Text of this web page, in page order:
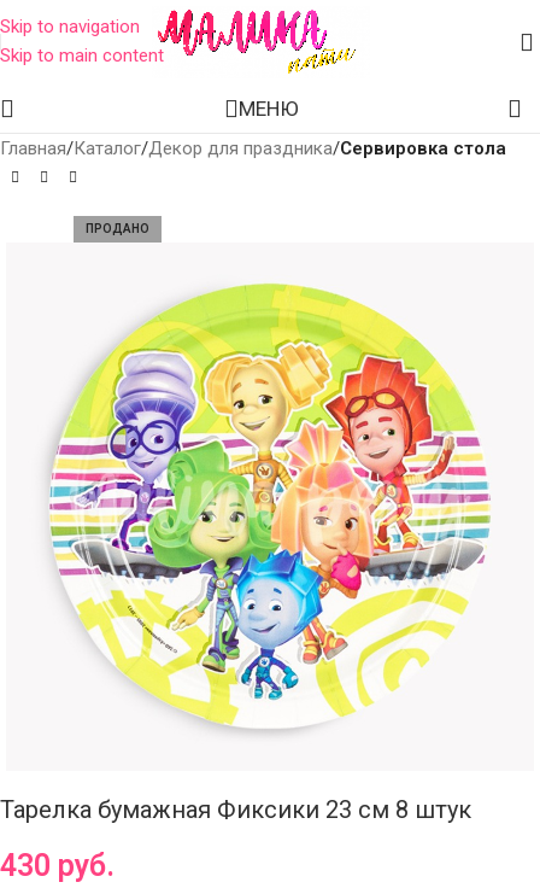
Skip to navigation
Skip to main content
МЕНЮ
Главная Каталог Декор для праздника Сервировка стола
ПРОДАНО
Тарелка бумажная Фиксики 23 см 8 штук
430 руб.